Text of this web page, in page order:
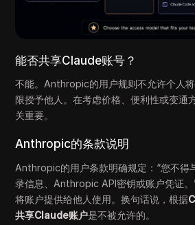
能否共享Claude账号？
不能。Anthropic的用户规则不允许个人
限授予他人。在考虑价格、便利性或变通
关重要。
Anthropic的条款说明
Anthropic的用户条款明确规定：“您不得
录信息、Anthropic API密钥或账户凭证
将账户提供给他人使用。换句话说，根据
共享Claude账户是不被允许的。